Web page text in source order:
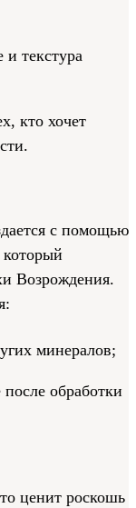
текстура
кто хочет
с помощью
который
Возрождения.
минералов;
обработки
ценит роскошь